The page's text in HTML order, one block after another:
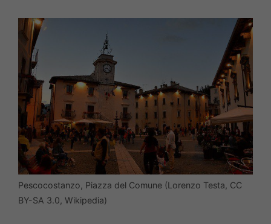
Pescocostanzo, Piazza del Comune (Lorenzo Testa, CC
BY-SA 3.0, Wikipedia)